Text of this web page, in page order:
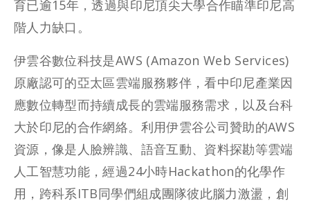
育已逾15年，透過與印尼頂尖大學合作瞄準印尼高
階人力缺口。
伊雲谷數位科技是AWS (Amazon Web Services)
原廠認可的亞太區雲端服務夥伴，看中印尼產業因
應數位轉型而持續成長的雲端服務需求，以及台科
大於印尼的合作網絡。利用伊雲谷公司贊助的AWS
資源，像是人臉辨識、語音互動、資料探勘等雲端
人工智慧功能，經過24小時Hackathon的化學作
用，跨科系ITB同學們組成團隊彼此腦力激盪，創